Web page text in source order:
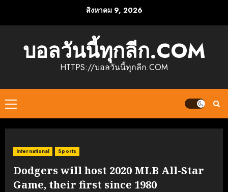
สิงหาคม 9, 2026
บอลวันนี้ทุกลีก.COM
HTTPS://บอลวันนี้ทุกลีก.COM
Primary
Menu
International Sports
Dodgers will host 2020 MLB All-Star
Game, their first since 1980